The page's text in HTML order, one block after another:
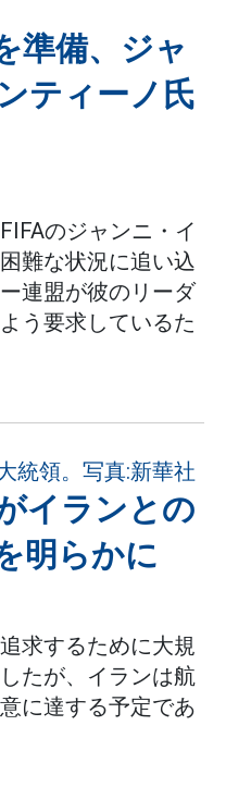
準備、ジャ
ティーノ氏
のジャンニ・イ
難な状況に追い込
連盟が彼のリーダ
う要求しているた
イランとの
明らかに
求するために大規
たが、イランは航
に達する予定であ